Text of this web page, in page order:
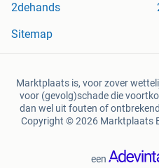
2dehands
Sitemap
Marktplaats is, voor zover
voor (gevolg)schade die
dan wel uit fouten of
Copyright © 2026 Marktplaats
een